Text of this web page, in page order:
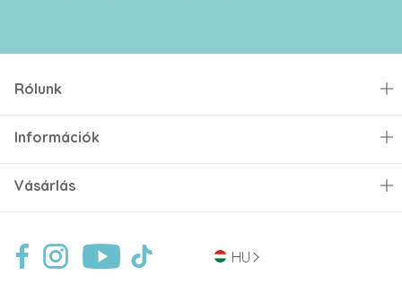
HU
Rólunk
Információk
Vásárlás